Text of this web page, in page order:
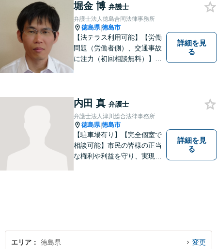
相談にのっています。 まずは
ご相談ください。
堀金 博 弁護士
弁護士法人徳島合同法律事務所
徳島県|徳島市
【法テラス利用可能】【労働
問題（労働者側）、交通事故
に注力（初回相談無料）】市
務整理など）を中心に、社会
的事件にも対応いたします。
お気軽にご相談ください。
詳細を見
る
内田 真 弁護士
弁護士法人津川総合法律事務所
徳島県|徳島市
【駐車場有り】【完全個室で
相談可能】市民の皆様の正当
な権利や利益を守り、実現す
詳細を見
る
エリア 徳島県 変更